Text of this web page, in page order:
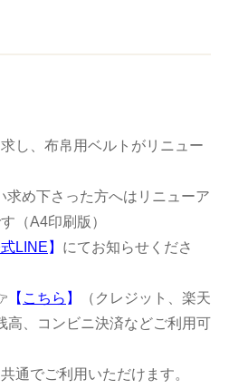
し、布帛用ベルトがリニュー
め下さった方へはリニューア
（A4印刷版）
LINE 】 にてお知らせくださ
【 こちら 】
（クレジット、楽天
高、コンビニ決済などご利用可
共通でご利用いただけます。